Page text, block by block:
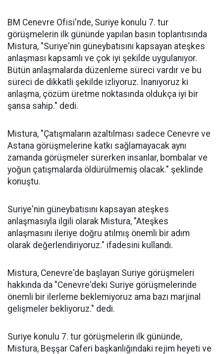
BM Cenevre Ofisi'nde, Suriye konulu 7. tur
görüşmelerin ilk gününde yapılan basın toplantısında
Mistura, "Suriye'nin güneybatısını kapsayan ateşkes
anlaşması kapsamlı ve çok iyi şekilde uygulanıyor.
Bütün anlaşmalarda düzenleme süreci vardır ve bu
süreci de dikkatli şekilde izliyoruz. İnanıyoruz ki
anlaşma, çözüm üretme noktasında oldukça iyi bir
şansa sahip." dedi.
Mistura, "Çatışmaların azaltılması sadece Cenevre ve
Astana görüşmelerine katkı sağlamayacak aynı
zamanda görüşmeler sürerken insanlar, bombalar ve
yoğun çatışmalarda öldürülmemiş olacak." şeklinde
konuştu.
Suriye'nin güneybatısını kapsayan ateşkes
anlaşmasıyla ilgili olarak Mistura, "Ateşkes
anlaşmasını ileriye doğru atılmış önemli bir adım
olarak değerlendiriyoruz." ifadesini kullandı.
Mistura, Cenevre'de başlayan Suriye görüşmeleri
hakkında da "Cenevre'deki Suriye görüşmelerinde
önemli bir ilerleme beklemiyoruz ama bazı marjinal
gelişmeler bekliyoruz." dedi.
Suriye konulu 7. tur görüşmelerin ilk gününde,
Mistura, Beşşar Caferi başkanlığındaki rejim heyeti ve